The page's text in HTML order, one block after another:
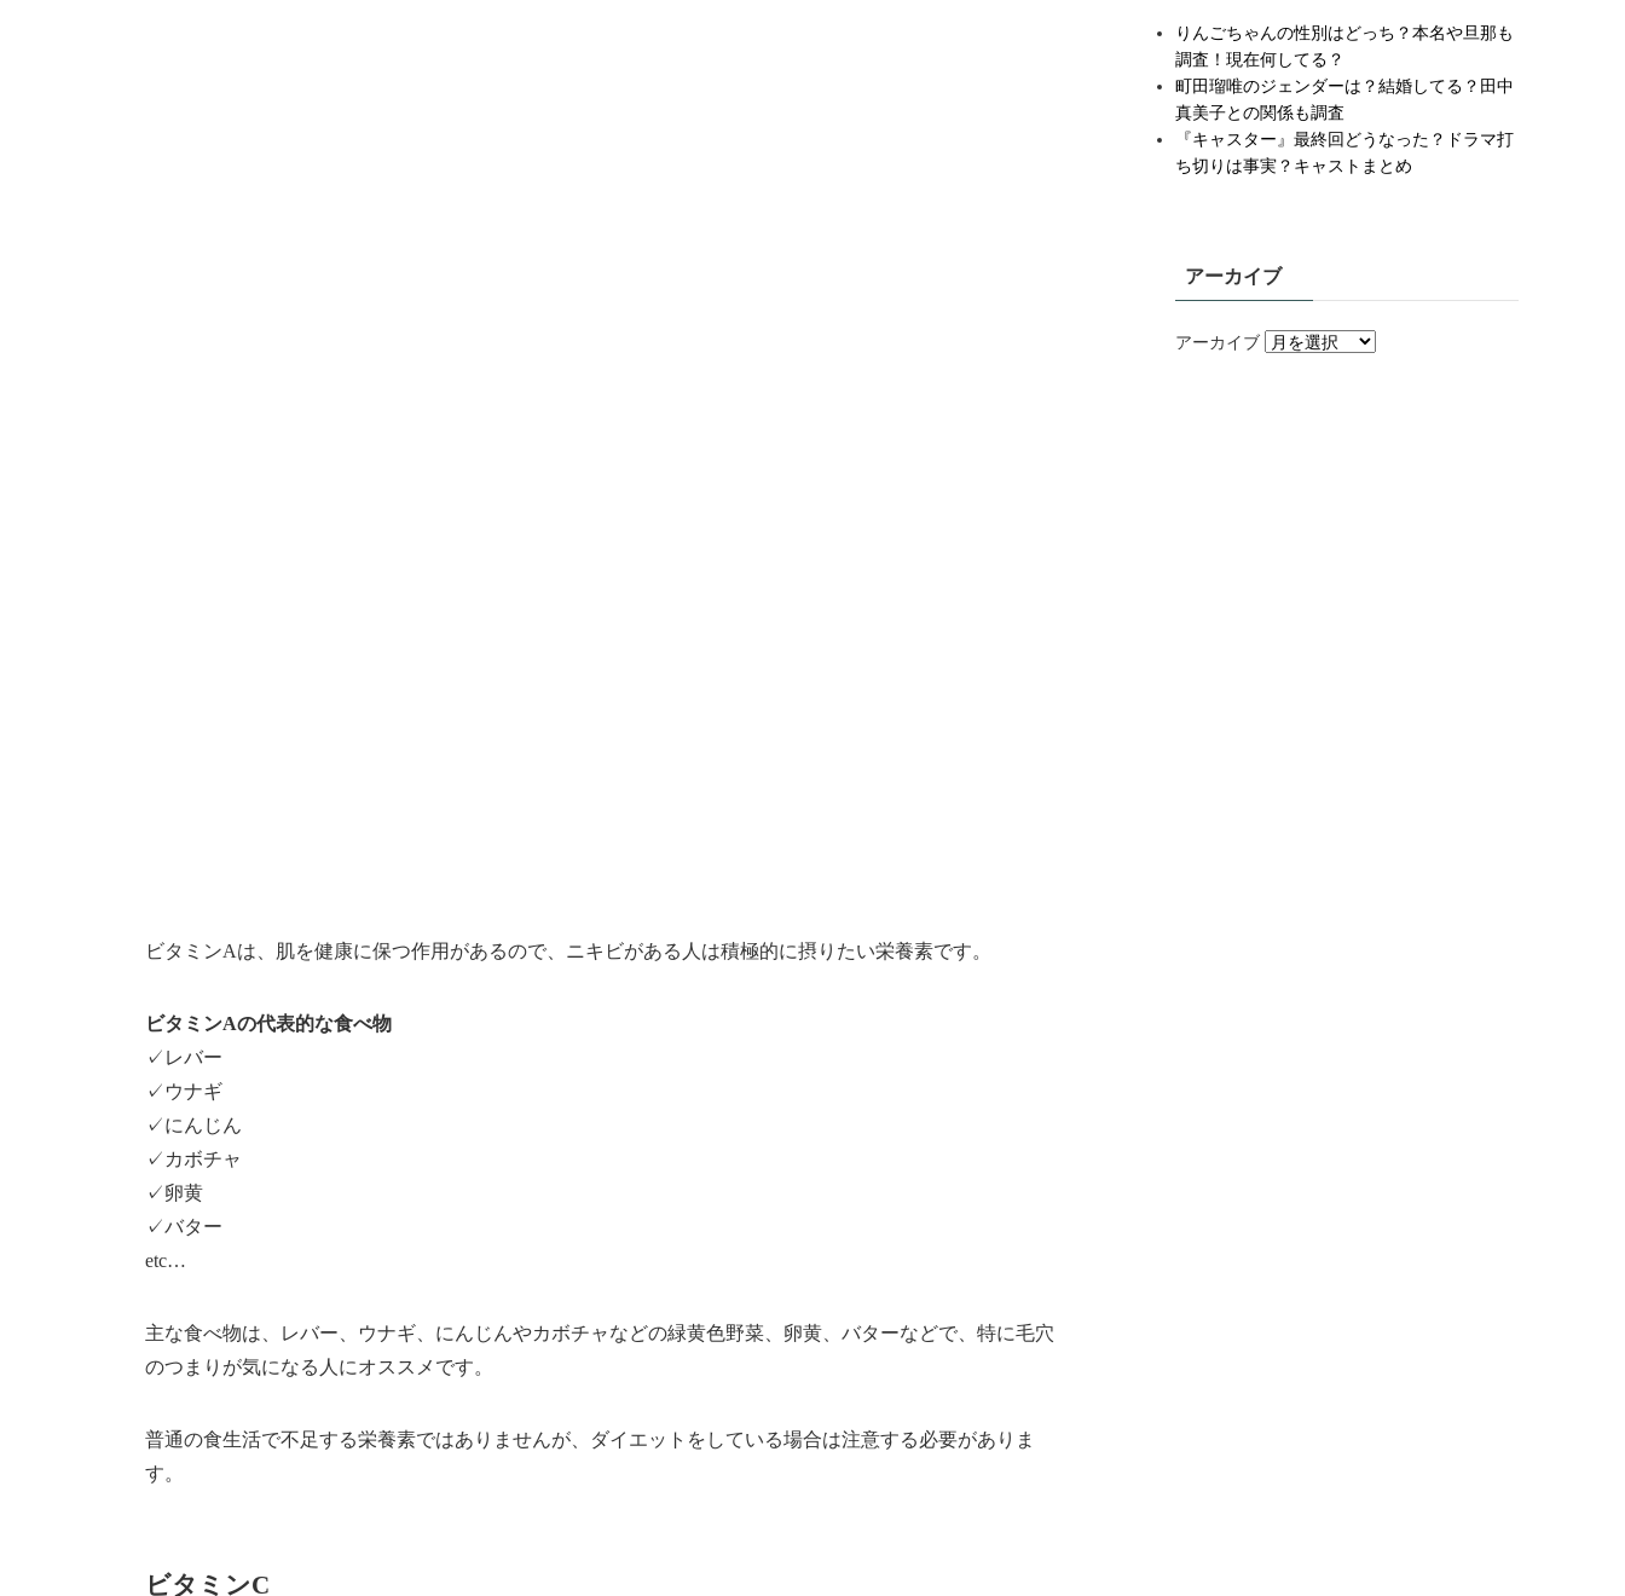
ビタミンAは、肌を健康に保つ作用があるので、ニキビがある人は積極的に摂りたい栄養素です。
ビタミンAの代表的な食べ物
✓レバー
✓ウナギ
✓にんじん
✓カボチャ
✓卵黄
✓バター
etc…
主な食べ物は、レバー、ウナギ、にんじんやカボチャなどの緑黄色野菜、卵黄、バターなどで、特に毛穴
のつまりが気になる人にオススメです。
普通の食生活で不足する栄養素ではありませんが、ダイエットをしている場合は注意する必要がありま
す。
ビタミンC
りんごちゃんの性別はどっち？本名や旦那も
調査！現在何してる？
町田瑠唯のジェンダーは？結婚してる？田中
真美子との関係も調査
『キャスター』最終回どうなった？ドラマ打
ち切りは事実？キャストまとめ
アーカイブ
アーカイブ